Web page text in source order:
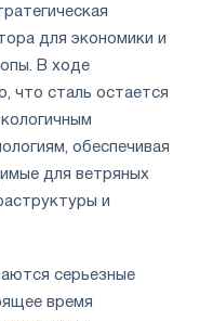
для экономики и
В ходе
что сталь остается
обеспечивая
для ветряных
и
серьезные
время